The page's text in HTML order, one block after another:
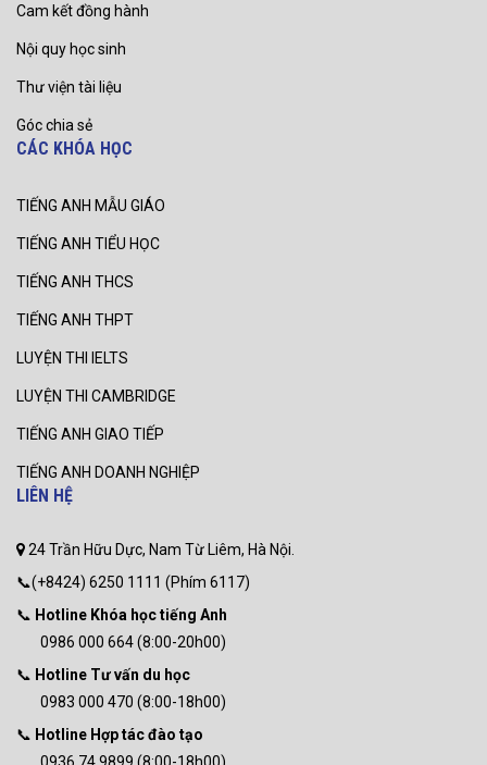
Cam kết đồng hành
Nội quy học sinh
Thư viện tài liệu
Góc chia sẻ
CÁC KHÓA HỌC
TIẾNG ANH MẪU GIÁO
TIẾNG ANH TIỂU HỌC
TIẾNG ANH THCS
TIẾNG ANH THPT
LUYỆN THI IELTS
LUYỆN THI CAMBRIDGE
TIẾNG ANH GIAO TIẾP
TIẾNG ANH DOANH NGHIỆP
LIÊN HỆ
24 Trần Hữu Dực, Nam Từ Liêm, Hà Nội.
📞(+8424) 6250 1111 (Phím 6117)
📞 Hotline Khóa học tiếng Anh
0986 000 664 (8:00-20h00)
📞 Hotline Tư vấn du học
0983 000 470 (8:00-18h00)
📞 Hotline Hợp tác đào tạo